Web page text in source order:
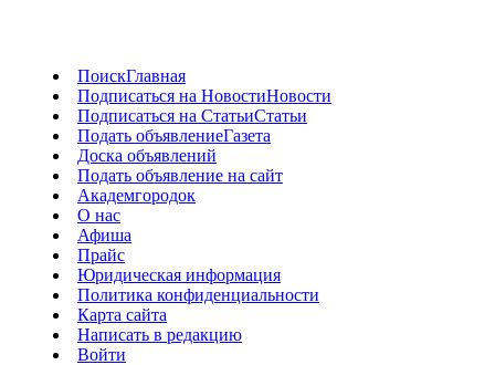
ПоискГлавная
Подписаться на НовостиНовости
Подписаться на СтатьиСтатьи
Подать объявлениеГазета
Доска объявлений
Подать объявление на сайт
Академгородок
О нас
Афиша
Прайс
Юридическая информация
Политика конфиденциальности
Карта сайта
Написать в редакцию
Войти